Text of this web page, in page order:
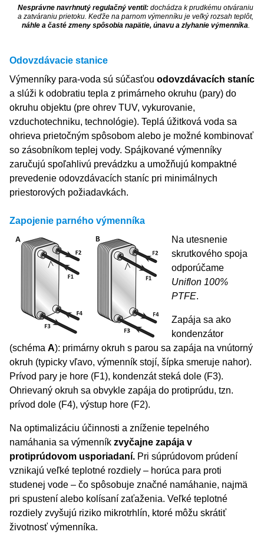
Nesprávne navrhnutý regulačný ventil: dochádza k prudkému otváraniu
a zatváraniu prietoku. Keďže na parnom výmenníku je veľký rozsah teplôt,
náhle a časté zmeny spôsobia napätie, únavu a zlyhanie výmenníka.
Odovzdávacie stanice
Výmenníky para-voda sú súčasťou odovzdávacích staníc
a slúži k odobratiu tepla z primárneho okruhu (pary) do
okruhu objektu (pre ohrev TUV, vykurovanie,
vzduchotechniku, technológie). Teplá úžitková voda sa
ohrieva prietočným spôsobom alebo je možné kombinovať
so zásobníkom teplej vody. Spájkované výmenníky
zaručujú spoľahlivú prevádzku a umožňujú kompaktné
prevedenie odovzdávacích staníc pri minimálnych
priestorových požiadavkách.
Zapojenie parného výmenníka
Na utesnenie
skrutkového spoja
odporúčame
Uniflon 100%
PTFE.
Zapája sa ako
kondenzátor
(schéma A): primárny okruh s parou sa zapája na vnútorný
okruh (typicky vľavo, výmenník stojí, šípka smeruje nahor).
Prívod pary je hore (F1), kondenzát steká dole (F3).
Ohrievaný okruh sa obvykle zapája do protiprúdu, tzn.
prívod dole (F4), výstup hore (F2).
Na optimalizáciu účinnosti a zníženie tepelného
namáhania sa výmenník zvyčajne zapája v
protiprúdovom usporiadaní. Pri súprúdovom prúdení
vznikajú veľké teplotné rozdiely – horúca para proti
studenej vode – čo spôsobuje značné namáhanie, najmä
pri spustení alebo kolísaní zaťaženia. Veľké teplotné
rozdiely zvyšujú riziko mikrotrhlín, ktoré môžu skrátiť
životnosť výmenníka.